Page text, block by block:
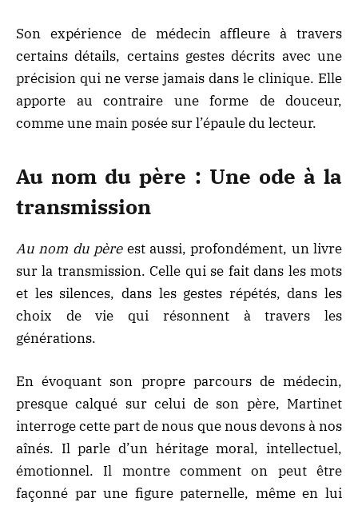
Son expérience de médecin affleure à travers
certains détails, certains gestes décrits avec une
précision qui ne verse jamais dans le clinique. Elle
apporte au contraire une forme de douceur,
comme une main posée sur l’épaule du lecteur.
Au nom du père : Une ode à la
transmission
Au nom du pèreest aussi, profondément, un livre
sur la transmission. Celle qui se fait dans les mots
et les silences, dans les gestes répétés, dans les
choix de vie qui résonnent à travers les
générations.
En évoquant son propre parcours de médecin,
presque calqué sur celui de son père, Martinet
interroge cette part de nous que nous devons à nos
aînés. Il parle d’un héritage moral, intellectuel,
émotionnel. Il montre comment on peut être
façonné par une figure paternelle, même en lui